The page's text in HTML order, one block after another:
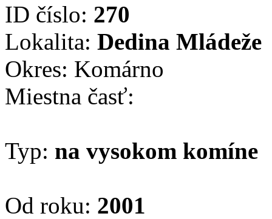
ID číslo: 270
Lokalita: Dedina Mládeže
Okres: Komárno
Miestna časť:
Typ: na vysokom komíne
Od roku: 2001